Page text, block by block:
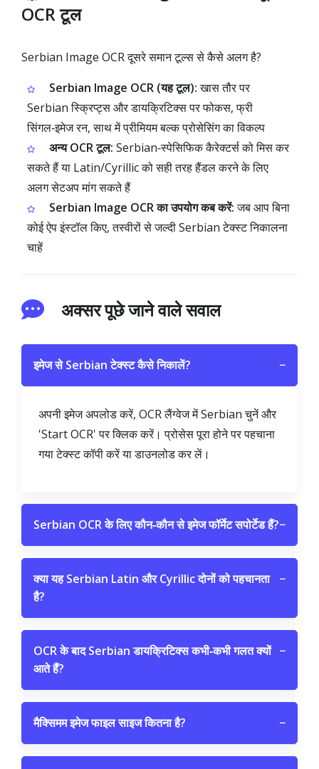
OCR टूल
Serbian Image OCR दूसरे समान टूल्स से कैसे अलग है?
Serbian Image OCR (यह टूल):खास तौर पर
Serbian स्क्रिप्ट्स और डायक्रिटिक्स पर फोकस, फ्री
सिंगल‑इमेज रन, साथ में प्रीमियम बल्क प्रोसेसिंग का विकल्प
अन्य OCR टूल: Serbian‑स्पेसिफिक कैरेक्टर्स को मिस कर
सकते हैं या Latin/Cyrillic को सही तरह हैंडल करने के लिए
अलग सेटअप मांग सकते हैं
Serbian Image OCR का उपयोग कब करें:जब आप बिना
कोई ऐप इंस्टॉल किए, तस्वीरों से जल्दी Serbian टेक्स्ट निकालना
चाहें
अक्सर पूछे जाने वाले सवाल
इमेज से Serbian टेक्स्ट कैसे निकालें? −
अपनी इमेज अपलोड करें, OCR लैंग्वेज में Serbian चुनें और
'Start OCR' पर क्लिक करें। प्रोसेस पूरा होने पर पहचाना
गया टेक्स्ट कॉपी करें या डाउनलोड कर लें।
Serbian OCR के लिए कौन‑कौन से इमेज फॉर्मेट सपोर्टेड हैं?−
क्या यह Serbian Latin और Cyrillic दोनों को पहचानता
है?
−
OCR के बाद Serbian डायक्रिटिक्स कभी‑कभी गलत क्यों
आते हैं?
−
मैक्सिमम इमेज फाइल साइज कितना है? −